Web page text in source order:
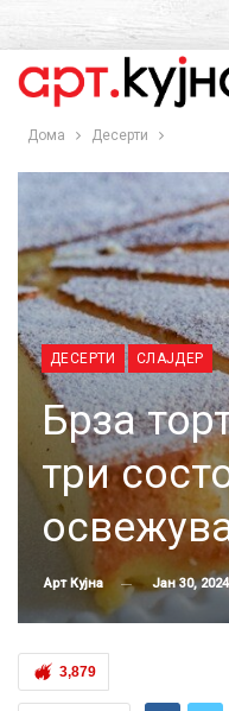
Дома Десерти
ДЕСЕРТИ СЛАЈДЕР
Брза
три
Арт Кујна Јан 30, 2024
3,879